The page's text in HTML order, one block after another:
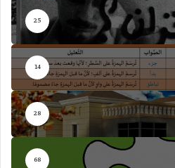
25
14
28
68